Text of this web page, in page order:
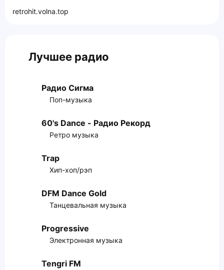
retrohit.volna.top
Лучшее радио
Радио Сигма
Поп-музыка
60's Dance - Радио Рекорд
Ретро музыка
Trap
Хип-хоп/рэп
DFM Dance Gold
Танцевальная музыка
Progressive
Электронная музыка
Tengri FM